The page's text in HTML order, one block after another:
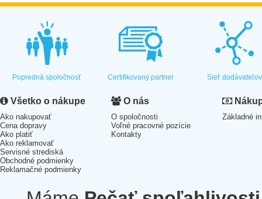
Popredná spoločnosť Certifikovaný partner Sieť dodávateľov
Všetko o nákupe
Ako nakupovať
Cena dopravy
Ako platiť
Ako reklamovať
Servisné strediská
Obchodné podmienky
Reklamačné podmienky
O nás
O spoločnosti
Voľné pracovné pozície
Kontakty
Základné